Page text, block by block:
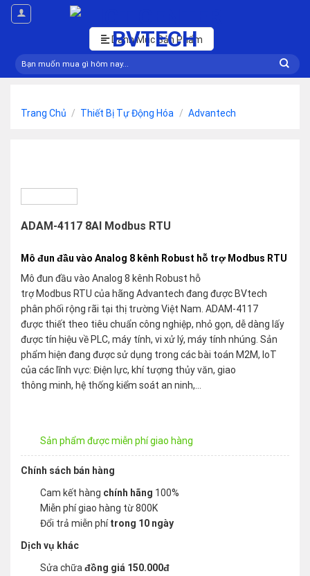
Skip
Danh Mục Sản Phẩm
Tìm
kiếm:
Trang Chủ / Thiết Bị Tự Động Hóa / Advantech
ADAM-4117 8AI Modbus RTU
Mô đun đầu vào Analog 8 kênh Robust hỗ trợ Modbus RTU
Mô đun đầu vào Analog 8 kênh Robust hỗ
trợ Modbus RTU của hãng Advantech đang được BVtech
phân phối rộng rãi tại thị trường Việt Nam. ADAM-4117
được thiết theo tiêu chuẩn công nghiệp, nhỏ gọn, dễ dàng lấy
được tín hiệu về PLC, máy tính, vi xử lý, máy tính nhúng. Sản
phẩm hiện đang được sử dụng trong các bài toán M2M, IoT
của các lĩnh vực: Điện lực, khí tượng thủy văn, giao
thông minh, hệ thống kiểm soát an ninh,…
Sản phẩm được miễn phí giao hàng
Chính sách bán hàng
Cam kết hàng chính hãng 100%
Miễn phí giao hàng từ 800K
Đổi trả miễn phítrong 10 ngày
Dịch vụ khác
Sửa chữa đồng giá 150.000đ